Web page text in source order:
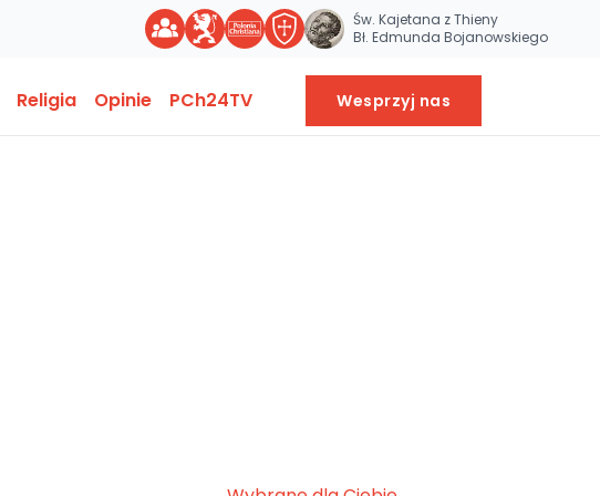
Św. Kajetana z Thieny
Bł. Edmunda Bojanowskiego
Religia Opinie PCh24TV Wesprzyj nas